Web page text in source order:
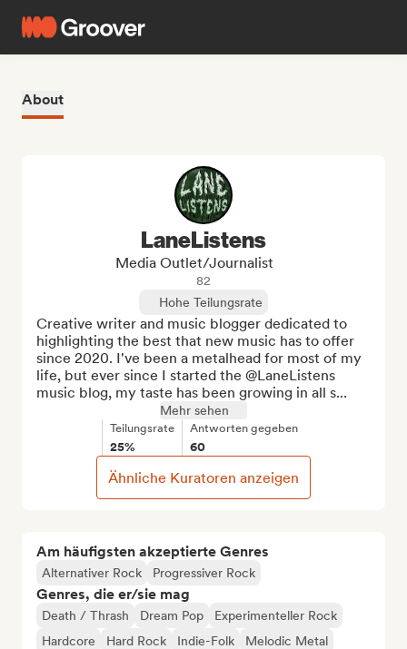
About
Am häufigsten akzeptierte Genres
Alternativer Rock Progressiver Rock
Genres, die er/sie mag
Death / Thrash Dream Pop
Experimenteller Rock
Hardcore
Hard Rock Indie-Folk
Melodic Metal
LaneListens
Media Outlet/Journalist
82
Hohe Teilungsrate
Creative writer and music blogger dedicated to
highlighting the best that new music has to offer
since 2020. I've been a metalhead for most of my
life, but ever since I started the @LaneListens
music blog, my taste has been growing in all s...
Mehr sehen
Teilungsrate
25%
Antworten gegeben
60
Ähnliche Kuratoren anzeigen